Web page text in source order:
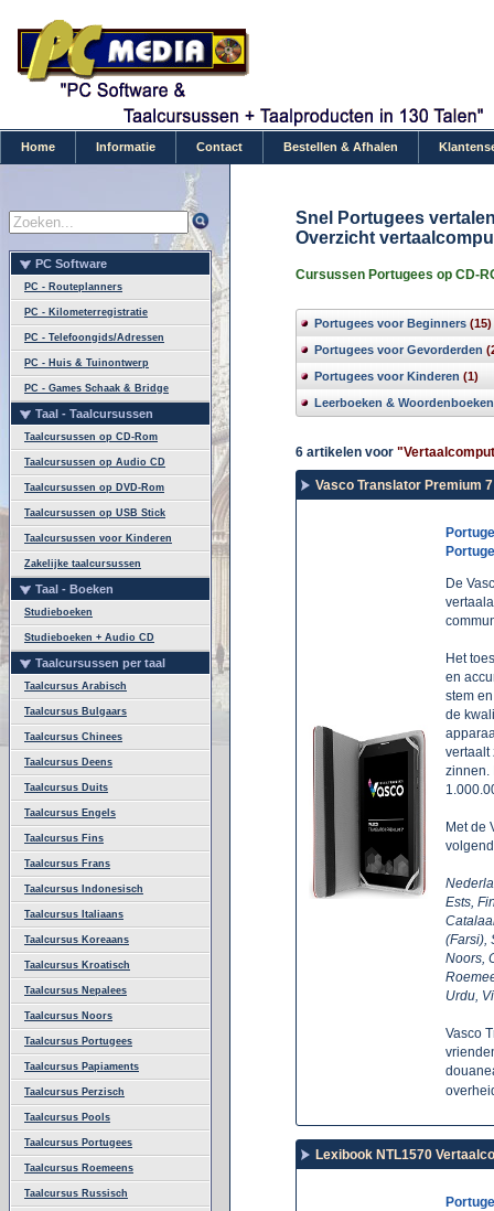
Home Informatie Contact Bestellen & Afhalen
PC Software
PC - Routeplanners
PC - Kilometerregistratie
PC - Telefoongids/Adressen
PC - Huis & Tuinontwerp
PC - Games Schaak & Bridge
Taal - Taalcursussen
Taalcursussen op CD-Rom
Taalcursussen op Audio CD
Taalcursussen op DVD-Rom
Taalcursussen op USB Stick
Taalcursussen voor Kinderen
Zakelijke taalcursussen
Taal - Boeken
Studieboeken
Studieboeken + Audio CD
Taalcursussen per taal
Taalcursus Arabisch
Taalcursus Bulgaars
Taalcursus Chinees
Taalcursus Deens
Taalcursus Duits
Taalcursus Engels
Taalcursus Fins
Taalcursus Frans
Taalcursus Indonesisch
Taalcursus Italiaans
Taalcursus Koreaans
Taalcursus Kroatisch
Taalcursus Nepalees
Taalcursus Noors
Taalcursus Portugees
Taalcursus Papiaments
Taalcursus Perzisch
Taalcursus Pools
Taalcursus Portugees
Taalcursus Roemeens
Taalcursus Russisch
Snel Portugees
Overzicht
Cursussen Portugees op CD-
Portugees voor Beginners (15)
Portugees voor Gevorderden
Portugees voor Kinderen (1)
Leerboeken & Woordenboeken
6 artikelen voor
Vasco Translator Premium
De
Het
en
stem
de
vertaalt
zinnen.
Met de
Ests,
(Farsi),
Noors,
Urdu,
Vasco
Lexibook NTL1570